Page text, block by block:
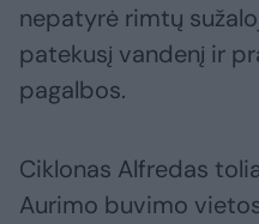
nepatyrė rimtų
patekusį vandenį ir
pagalbos.
Ciklonas Alfredas
Aurimo buvimo